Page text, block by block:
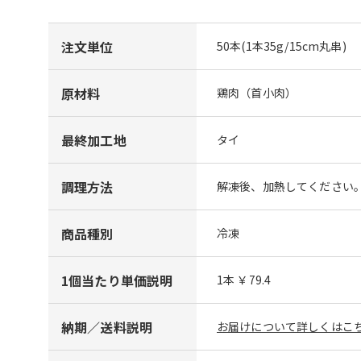
注文単位 50本(1本35g/15cm丸串)
原材料 鶏肉（首小肉）
最終加工地 タイ
調理方法 解凍後、加熱してください。
商品種別 冷凍
1個当たり単価説明 1本 ￥79.4
納期／送料説明 お届けについて詳しくはこ